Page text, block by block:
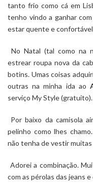
tanto frio como cá em
tenho vindo a ganhar
estar quente e
No Natal (tal como na
estrear roupa nova da
botins. Umas coisas
outras na minha ida ao
serviço My Style (gratuito).
Por baixo da camisola
pelinho como lhes
não tenha de vestir muitas
Adorei a combinação.
com as pérolas das jeans